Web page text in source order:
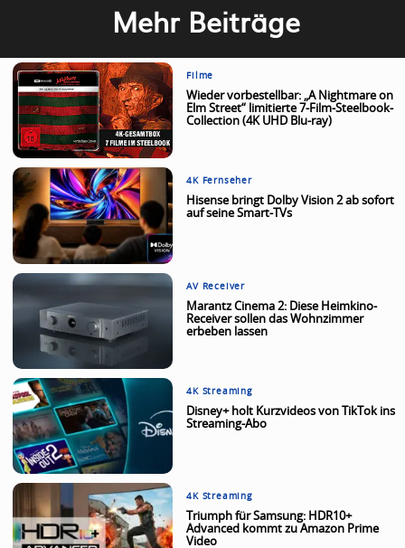
Mehr Beiträge
Filme
Wieder vorbestellbar: „A Nightmare on
Elm Street“ limitierte 7-Film-Steelbook-
Collection (4K UHD Blu-ray)
4K Fernseher
Hisense bringt Dolby Vision 2 ab sofort
auf seine Smart-TVs
AV Receiver
Marantz Cinema 2: Diese Heimkino-
Receiver sollen das Wohnzimmer
erbeben lassen
4K Streaming
Disney+ holt Kurzvideos von TikTok ins
Streaming-Abo
4K Streaming
Triumph für Samsung: HDR10+
Advanced kommt zu Amazon Prime
Video